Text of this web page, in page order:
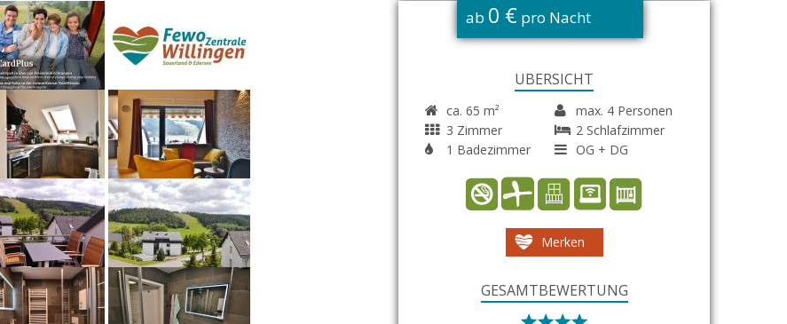
ab 0 € pro Nacht
ÜBERSICHT
ca. 65 m²
max. 4 Personen
3 Zimmer
2 Schlafzimmer
1 Badezimmer
OG + DG
Merken
GESAMTBEWERTUNG